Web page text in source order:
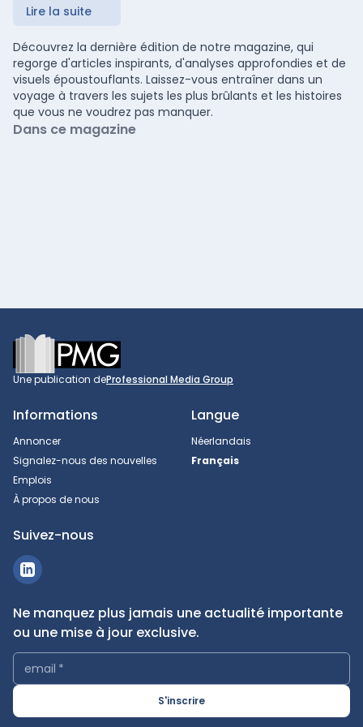
Lire la suite
Découvrez la dernière édition de notre magazine, qui
regorge d'articles inspirants, d'analyses approfondies et de
visuels époustouflants. Laissez-vous entraîner dans un
voyage à travers les sujets les plus brûlants et les histoires
que vous ne voudrez pas manquer.
Dans ce magazine
Footer
Une publication deProfessional Media Group
Informations
Annoncer
Signalez-nous des nouvelles
Emplois
À propos de nous
Langue
Néerlandais
Français
Suivez-nous
Ne manquez plus jamais une actualité importante
ou une mise à jour exclusive.
email *
S'inscrire